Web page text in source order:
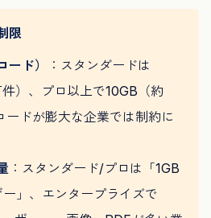
限
ド）
：スタンダードは
）、プロ以上で10GB（約
ードが膨大な企業では制約に
：スタンダード/プロは「1GB
」、エンタープライズで